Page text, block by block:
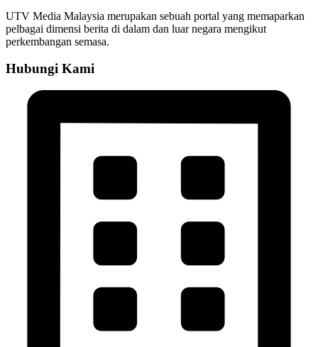
UTV Media Malaysia merupakan sebuah portal yang memaparkan
pelbagai dimensi berita di dalam dan luar negara mengikut
perkembangan semasa.
Hubungi Kami